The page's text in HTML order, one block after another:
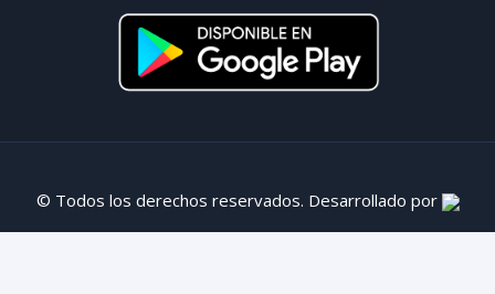
© Todos los derechos reservados. Desarrollado por